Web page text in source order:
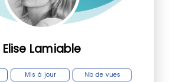
Elise Lamiable
Mis à jour Nb de vues